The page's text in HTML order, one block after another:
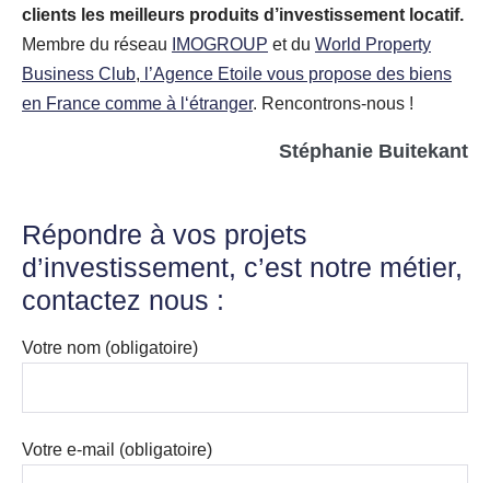
clients les meilleurs produits d’investissement locatif.
Membre du réseau
IMOGROUP et du World Property
Business Club, l’Agence Etoile vous propose des biens
en France comme à l‘étranger. Rencontrons-nous !
Stéphanie Buitekant
Répondre à vos projets
d’investissement, c’est notre métier,
contactez nous :
Votre nom (obligatoire)
Votre e-mail (obligatoire)